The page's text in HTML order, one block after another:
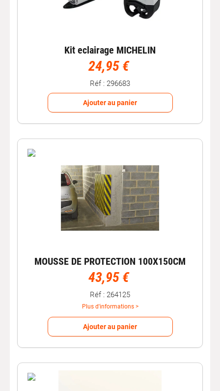
Kit eclairage MICHELIN
24,95 €
Réf : 296683
Ajouter au panier
MOUSSE DE PROTECTION 100X150CM
43,95 €
Réf : 264125
Plus d'informations >
Ajouter au panier